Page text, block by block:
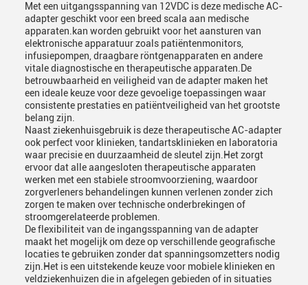
Met een uitgangsspanning van 12VDC is deze medische AC-
adapter geschikt voor een breed scala aan medische
apparaten.kan worden gebruikt voor het aansturen van
elektronische apparatuur zoals patiëntenmonitors,
infusiepompen, draagbare röntgenapparaten en andere
vitale diagnostische en therapeutische apparaten.De
betrouwbaarheid en veiligheid van de adapter maken het
een ideale keuze voor deze gevoelige toepassingen waar
consistente prestaties en patiëntveiligheid van het grootste
belang zijn.
Naast ziekenhuisgebruik is deze therapeutische AC-adapter
ook perfect voor klinieken, tandartsklinieken en laboratoria
waar precisie en duurzaamheid de sleutel zijn.Het zorgt
ervoor dat alle aangesloten therapeutische apparaten
werken met een stabiele stroomvoorziening, waardoor
zorgverleners behandelingen kunnen verlenen zonder zich
zorgen te maken over technische onderbrekingen of
stroomgerelateerde problemen.
De flexibiliteit van de ingangsspanning van de adapter
maakt het mogelijk om deze op verschillende geografische
locaties te gebruiken zonder dat spanningsomzetters nodig
zijn.Het is een uitstekende keuze voor mobiele klinieken en
veldziekenhuizen die in afgelegen gebieden of in situaties